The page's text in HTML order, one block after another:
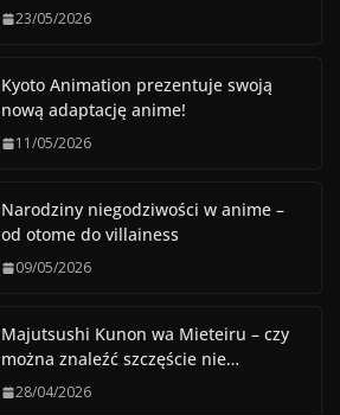
23/05/2026
Kyoto Animation prezentuje swoją
nową adaptację anime!
11/05/2026
Narodziny niegodziwości w anime –
od otome do villainess
09/05/2026
Majutsushi Kunon wa Mieteiru – czy
można znaleźć szczęście nie…
28/04/2026